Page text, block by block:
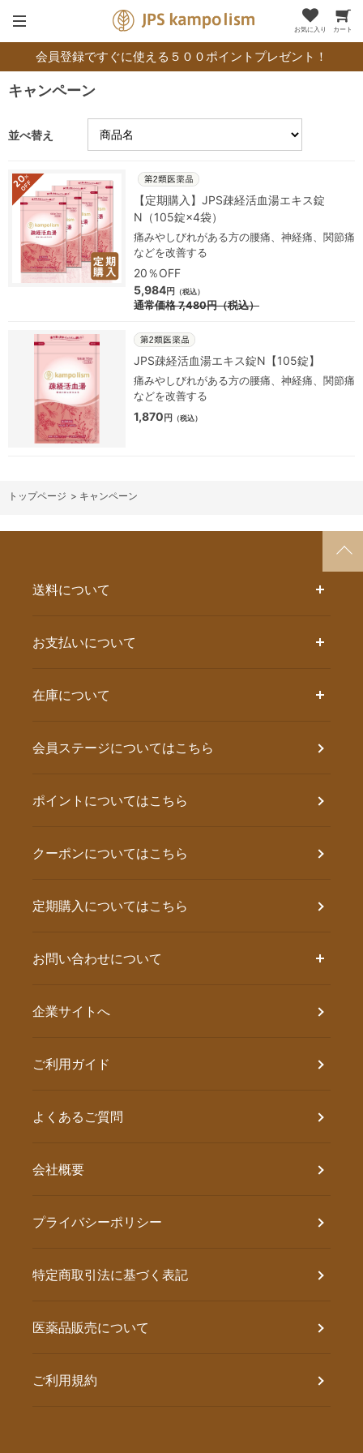
お気に入り カート
会員登録ですぐに使える５００ポイントプレゼント！
キャンペーン
並べ替え
【定期購入】JPS疎経活血湯エキス錠
N（105錠×4袋）
痛みやしびれがある方の腰痛、神経痛、関節痛
などを改善する
20％OFF
5,984円 （税込）
通常価格7,480円（税込）
JPS疎経活血湯エキス錠N【105錠】
痛みやしびれがある方の腰痛、神経痛、関節痛
などを改善する
1,870 円 （税込）
> キャンペーン
送料について
お支払いについて
在庫について
会員ステージについてはこちら
ポイントについてはこちら
クーポンについてはこちら
定期購入についてはこちら
お問い合わせについて
企業サイトへ
ご利用ガイド
よくあるご質問
会社概要
プライバシーポリシー
特定商取引法に基づく表記
医薬品販売について
ご利用規約